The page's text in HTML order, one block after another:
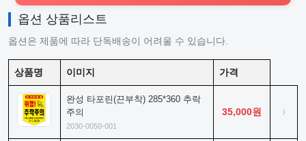
옵션 상품리스트
옵션은 제품에 따라 단독배송이 어려울 수 있습니다.
상품명 이미지 가격
완성 타포린(끈부착) 285*360 추락
주의
2030-0050-001
35,000원 ›